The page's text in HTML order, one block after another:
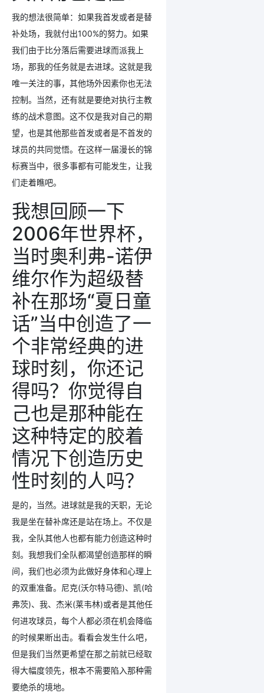
我的想法很简单：如果我首发或者是替
补处场，我就付出100%的努力。如果
我们由于比分落后需要进球而派我上
场，那我的任务就是去进球。这就是我
唯一关注的事，其他场外因素你也无法
控制。当然，还有就是要绝对执行主教
练的战术意图。这不仅是我对自己的期
望，也是其他那些首发或者是不首发的
球员的共同觉悟。在这样一届漫长的锦
标赛当中，很多事都有可能发生，让我
们走着瞧吧。
我想回顾一下
2006年世界杯，
当时奥利弗-诺伊
维尔作为超级替
补在那场“夏日童
话”当中创造了一
个非常经典的进
球时刻，你还记
得吗？你觉得自
己也是那种能在
这种特定的胶着
情况下创造历史
性时刻的人吗？
是的，当然。进球就是我的天职，无论
我是坐在替补席还是站在场上。不仅是
我，全队其他人也都有能力创造这种时
刻。我想我们全队都渴望创造那样的瞬
间，我们也必须为此做好身体和心理上
的双重准备。尼克(沃尔特马德)、凯(哈
弗茨)、我、杰米(莱韦林)或者是其他任
何进攻球员，每个人都必须在机会降临
的时候果断出击。看看会发生什么吧，
但是我们当然更希望在那之前就已经取
得大幅度领先，根本不需要陷入那种需
要绝杀的境地。